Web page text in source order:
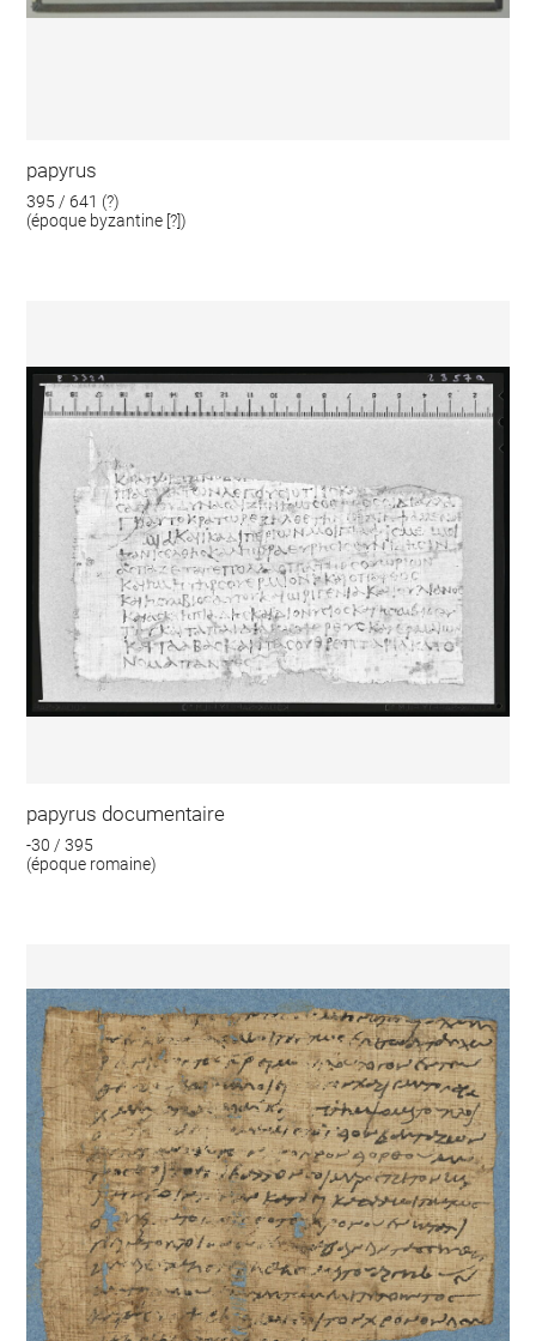
papyrus
395 / 641 (?)
(époque byzantine [?])
papyrus documentaire
-30 / 395
(époque romaine)